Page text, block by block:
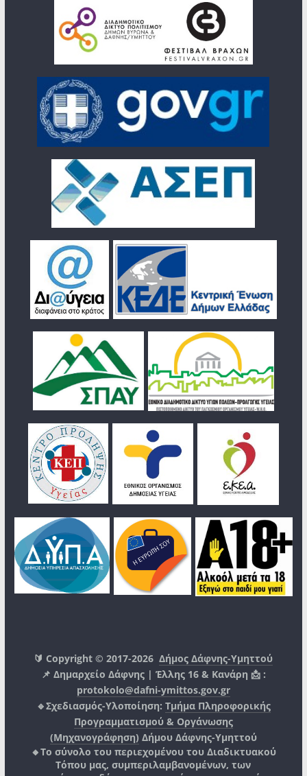
🔰 Copyright © 2017-2026Δήμος Δάφνης-Υμηττού
📌 Δημαρχείο Δάφνης | Έλλης 16 & Κανάρη 📩 :
protokolo@dafni-ymittos.gov.gr
🔹Σχεδιασμός-Υλοποίηση: Τμήμα Πληροφορικής
Προγραμματισμού & Οργάνωσης
(Μηχανογράφηση) Δήμου Δάφνης-Υμηττού
🔸Το σύνολο του περιεχομένου του Διαδικτυακού
Τόπου μας, συμπεριλαμβανομένων, των